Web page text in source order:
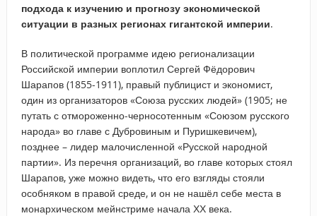
подхода к изучению и прогнозу экономической
ситуации в разных регионах гигантской империи.
В политической программе идею регионализации
Российской империи воплотил Сергей Фёдорович
Шарапов (1855-1911), правый публицист и экономист,
один из организаторов «Союза русских людей» (1905; не
путать с отмороженно-черносотенным «Союзом русского
народа» во главе с Дубровиным и Пуришкевичем),
позднее – лидер малочисленной «Русской народной
партии». Из перечня организаций, во главе которых стоял
Шарапов, уже можно видеть, что его взгляды стояли
особняком в правой среде, и он не нашёл себе места в
монархическом мейнстриме начала ХХ века.